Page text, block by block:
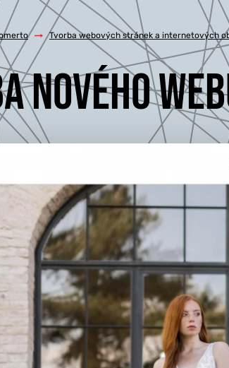
/ Tvorba webových stránek a internetových
NOVÉHO